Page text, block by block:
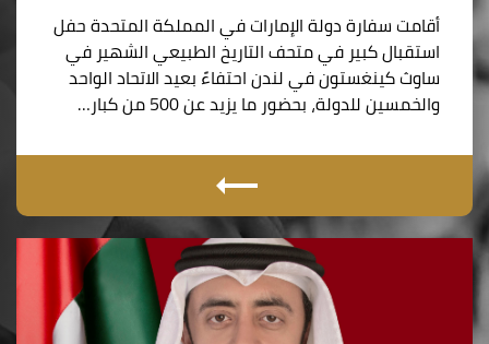
أقامت سفارة دولة الإمارات في المملكة المتحدة حفل
استقبال كبير في متحف التاريخ الطبيعي الشهير في
ساوث كينغستون في لندن احتفاءً بعيد الاتحاد الواحد
والخمسين للدولة، بحضور ما يزيد عن 500 من كبار…